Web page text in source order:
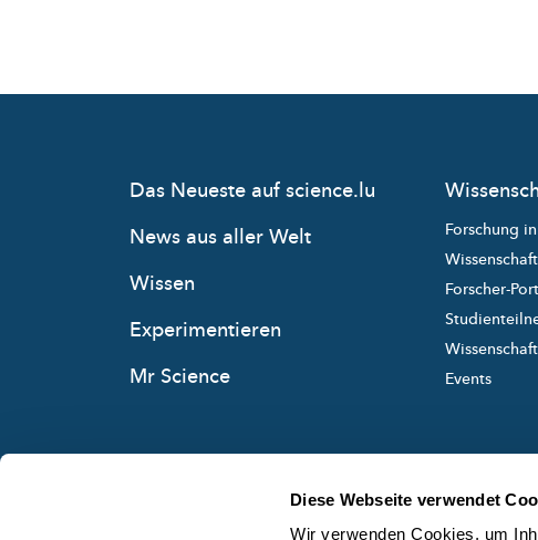
Diese Webseite verwendet
Wir verwenden Cookies, um
Das Neueste auf science.lu
News aus aller Welt
Wissen
Experimentieren
Mr Science
Forschung
Forscher-
Events